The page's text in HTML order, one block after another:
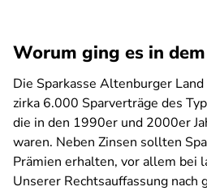
Worum ging es in
Die Sparkasse Altenburger
zirka 6.000 Sparverträge des
die in den 1990er und 2000er
waren. Neben Zinsen sollten
Prämien erhalten, vor allem bei
Unserer Rechtsauffassung nach